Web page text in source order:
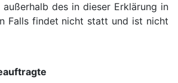
des in dieser Erklärung in
Falls findet nicht statt und ist nicht